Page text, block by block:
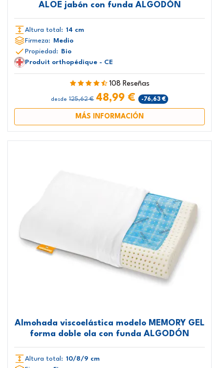
ALOE jabón con funda ALGODÓN
Altura total: 14 cm
Firmeza: Medio
Propiedad: Bio
Produit orthopédique - CE
108 Reseñas
desde 125,62 € 48,99 € -76,63 €
MÁS INFORMACIÓN
Almohada viscoelástica modelo MEMORY GEL
forma doble ola con funda ALGODÓN
Altura total: 10/8/9 cm